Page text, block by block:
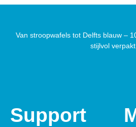
Van stroopwafels tot Delfts blauw –
stijlvol
Support